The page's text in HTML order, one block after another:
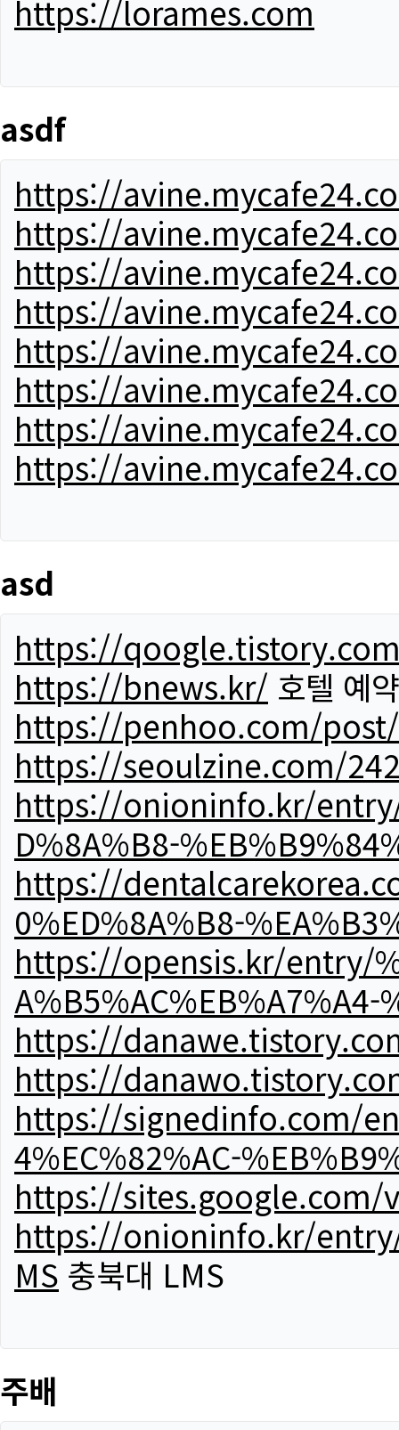
https://lorames.com
asdf
https://
https://
https://
https://
https://
https://
https://
https://
asd
https://
https://bnews.kr/ 호텔 예약
https://penhoo.com/
https://seoulzine.com/
https://onioninfo.kr/entry/
D%8A%B8-
https://
0%ED%8A%B8-
https://opensis.kr/entry/
A%B5%AC%EB%A7%A4-
https://
https://
https://signedinfo.com/
4%EC%82%AC-
https://sites.google.com/
https://onioninfo.kr/entry/
MS 충북대 LMS
주배